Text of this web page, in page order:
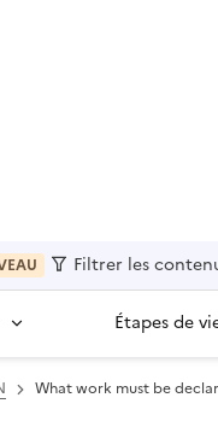
Filtrer les
Étapes de
What work must be